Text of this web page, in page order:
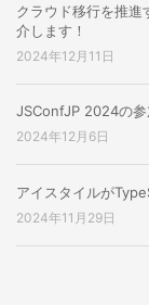
クラウド移行を推進
介します！
2024年12月11日
JSConfJP 2024の参
2024年12月6日
アイスタイルが
2024年11月29日